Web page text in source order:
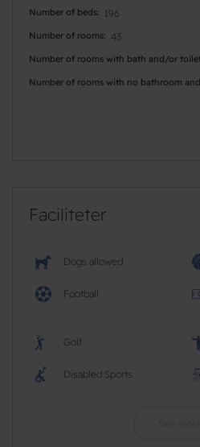
Number of beds 196
Number of rooms 43
Number of rooms with bath and/or
Number of rooms with no bathroom
Faciliteter
Dogs allowed
Football
Golf
Disabled Sports